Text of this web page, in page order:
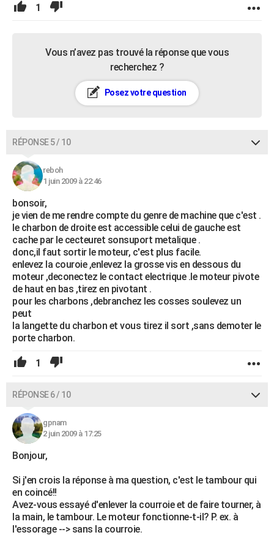
1
Vous n’avez pas trouvé la réponse que vous
recherchez ?
Posez votre question
RÉPONSE 5 / 10
reboh
1 juin 2009 à 22:46
bonsoir,
je vien de me rendre compte du genre de machine que c'est .
le charbon de droite est accessible celui de gauche est
cache par le cecteuret sonsuport metalique .
donc,il faut sortir le moteur, c'est plus facile.
enlevez la couroie ,enlevez la grosse vis en dessous du
moteur ,deconectez le contact electrique .le moteur pivote
de haut en bas ,tirez en pivotant .
pour les charbons ,debranchez les cosses soulevez un
peut
la langette du charbon et vous tirez il sort ,sans demoter le
porte charbon.
1
RÉPONSE 6 / 10
gpnam
2 juin 2009 à 17:25
Bonjour,
Si j'en crois la réponse à ma question, c'est le tambour qui
en coincé!!
Avez-vous essayé d'enlever la courroie et de faire tourner, à
la main, le tambour. Le moteur fonctionne-t-il? P. ex. à
l'essorage --> sans la courroie.